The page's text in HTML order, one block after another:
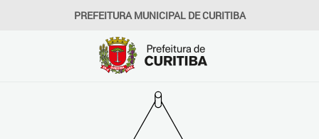
PREFEITURA MUNICIPAL DE CURITIBA